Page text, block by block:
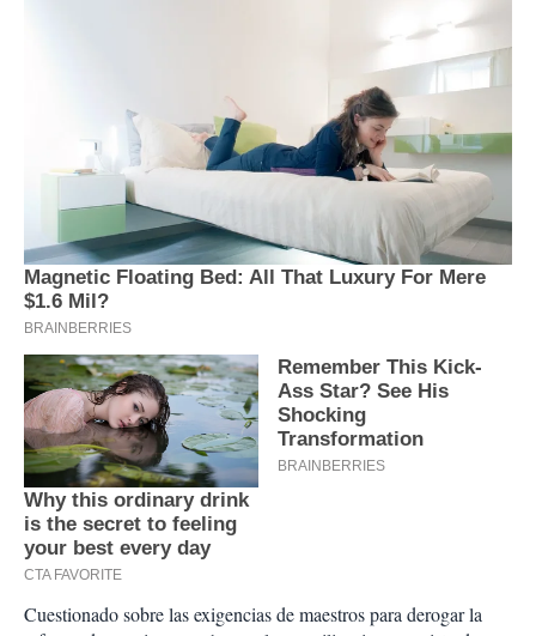
Cuestionado sobre las exigencias de maestros para derogar la